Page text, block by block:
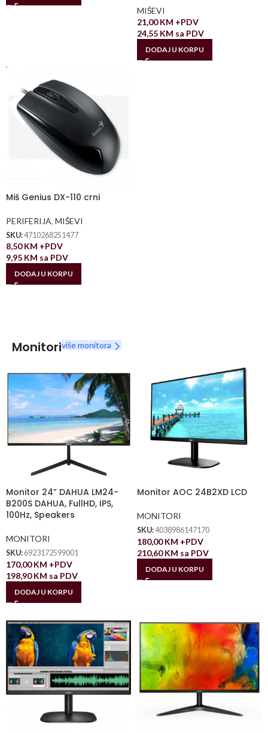
MIŠEVI
21,00KM +PDV
24,55 KM sa PDV
DODAJ U KORPU
Miš Genius DX-110 crni
PERIFERIJA, MIŠEVI
SKU:4710268251477
8,50KM +PDV
9,95 KM sa PDV
DODAJ U KORPU
Monitoriviše monitora
Monitor 24” DAHUA LM24-
B200S DAHUA, FullHD, IPS,
100Hz, Speakers
MONITORI
SKU: 6923172599001
170,00KM +PDV
198,90KM sa PDV
DODAJ U KORPU
Monitor AOC 24B2XD LCD
MONITORI
SKU:4038986147170
180,00KM +PDV
210,60KM sa PDV
DODAJ U KORPU